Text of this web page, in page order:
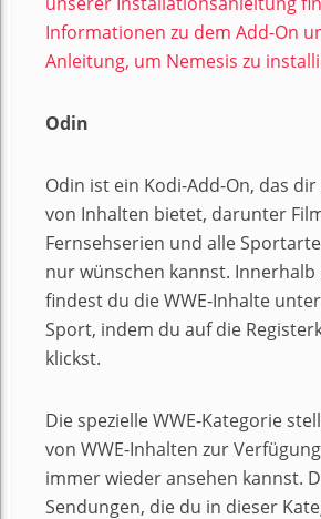
Informationen zu dem Add-On
Anleitung, um Nemesis zu
Odin
Odin ist ein Kodi-Add-On, das dir
von Inhalten bietet, darunter
Fernsehserien und alle
nur wünschen kannst. Innerhalb
findest du die WWE-Inhalte
Sport, indem du auf die
klickst.
Die spezielle WWE-Kategorie
von WWE-Inhalten zur
immer wieder ansehen kannst.
Sendungen, die du in dieser